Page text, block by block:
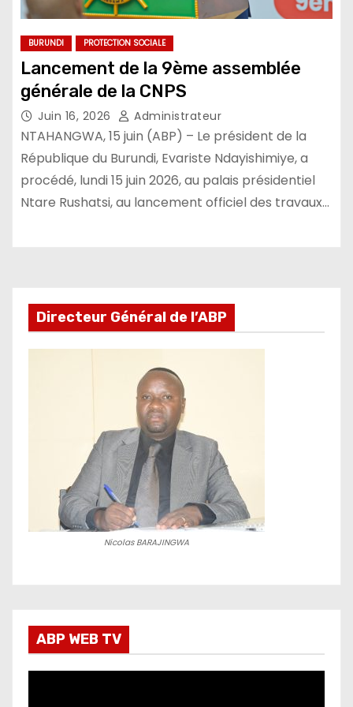
BURUNDI PROTECTION SOCIALE
Lancement de la 9ème assemblée
générale de la CNPS
Juin 16, 2026 Administrateur
NTAHANGWA, 15 juin (ABP) – Le président de la
République du Burundi, Evariste Ndayishimiye, a
procédé, lundi 15 juin 2026, au palais présidentiel
Ntare Rushatsi, au lancement officiel des travaux…
Directeur Général de l’ABP
Nicolas BARAJINGWA
ABP WEB TV